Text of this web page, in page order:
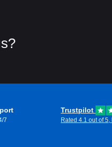
7
Trustpilot
Rated 4.1 out of